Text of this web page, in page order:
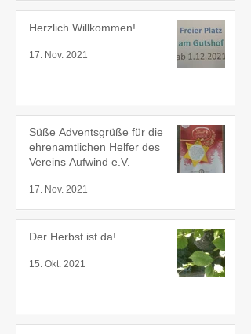
Herzlich Willkommen!
17. Nov. 2021
Süße Adventsgrüße für die
ehrenamtlichen Helfer des
Vereins Aufwind e.V.
17. Nov. 2021
Der Herbst ist da!
15. Okt. 2021